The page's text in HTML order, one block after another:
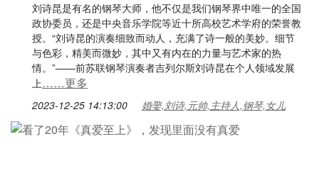
刘诗昆是有名的钢琴大师，他不仅是我们钢琴界中唯一的全国
政协委员，还是中央音乐学院等近十所高校艺术学府的荣誉教
授。“刘诗昆的演奏细致而动人，充满了诗一般的美妙。细节
与色彩，精美而微妙，其中又有内在的力量与艺术家的热
情。”——前苏联钢琴演奏者吉列尔斯刘诗昆在个人领域发展
上……更多
2023-12-25 14:13:00 婚娶,刘诗,元帅,主持人,钢琴,女儿